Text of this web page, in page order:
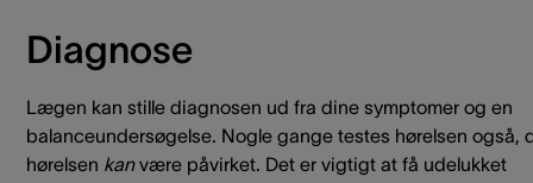
Diagnose
Lægen kan stille diagnosen ud fra dine symptomer og en
balanceundersøgelse. Nogle gange testes hørelsen også,
hørelsen kanvære påvirket. Det er vigtigt at få udelukket